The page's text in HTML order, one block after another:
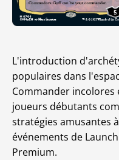
L'introduction
populaires dans
Commander
joueurs débutants
stratégies amusantes
événements de
Premium.